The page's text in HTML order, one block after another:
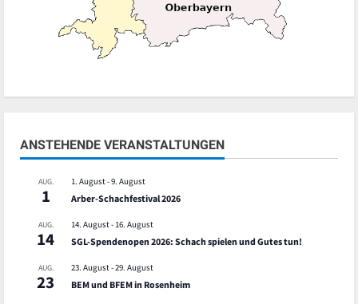
ANSTEHENDE VERANSTALTUNGEN
AUG.
1
1. August-9. August
Arber-Schachfestival 2026
AUG.
14
14. August- 16. August
SGL-Spendenopen 2026: Schach spielen und Gutes tun!
AUG.
23
23. August-29. August
BEM und BFEM in Rosenheim